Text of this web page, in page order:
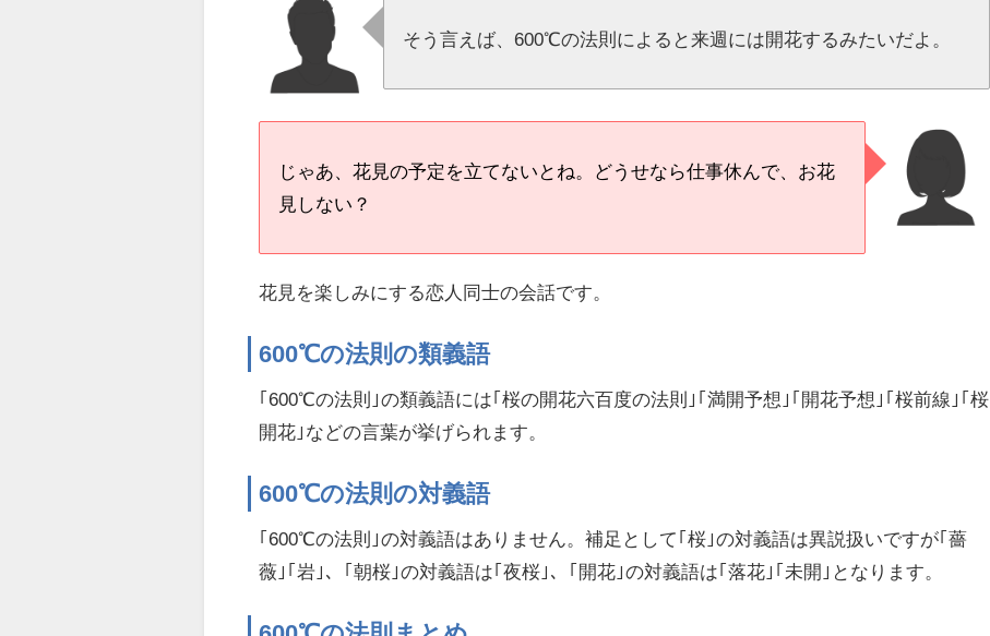
そう言えば、600℃の法則によると来週には開花するみたいだよ。
じゃあ、花見の予定を立てないとね。どうせなら仕事休んで、お花
見しない？
花見を楽しみにする恋人同士の会話です。
600℃の法則の類義語
｢600℃の法則｣の類義語には｢桜の開花六百度の法則｣｢満開予想｣｢開花予想｣｢桜前線｣｢桜
開花｣などの言葉が挙げられます。
600℃の法則の対義語
｢600℃の法則｣の対義語はありません。補足として｢桜｣の対義語は異説扱いですが｢薔
薇｣｢岩｣、｢朝桜｣の対義語は｢夜桜｣、｢開花｣の対義語は｢落花｣｢未開｣となります。